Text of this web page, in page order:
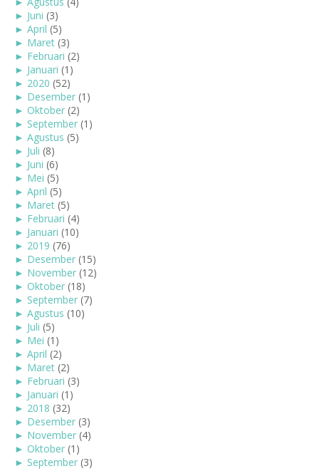
► Juni (3)
► April (5)
► Maret (3)
► Februari (2)
► Januari (1)
► 2020 (52)
► Desember (1)
► Oktober (2)
► September (1)
► Agustus (5)
► Juli (8)
► Juni (6)
► Mei (5)
► April (5)
► Maret (5)
► Februari (4)
► Januari (10)
► 2019 (76)
► Desember (15)
► November (12)
► Oktober (18)
► September (7)
► Agustus (10)
► Juli (5)
► Mei (1)
► April (2)
► Maret (2)
► Februari (3)
► Januari (1)
► 2018 (32)
► Desember (3)
► November (4)
► Oktober (1)
► September (3)